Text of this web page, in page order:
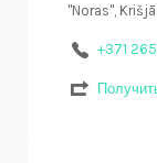
"Noras",
+371